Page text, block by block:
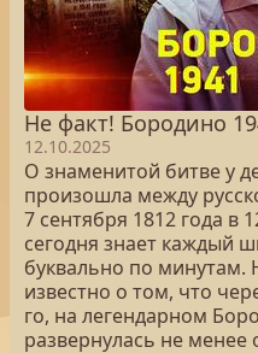
Не факт! Бородино
12.10.2025
О знаменитой битве у
произошла между
7 сентября 1812 года в
сегодня знает каждый
буквально по
известно о том, что
го, на легендарном
развернулась не